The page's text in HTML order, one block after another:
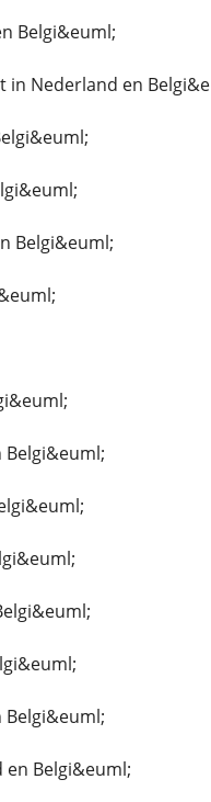
Belgi&euml;
in Nederland en
Belgi&euml;
Belgi&euml;